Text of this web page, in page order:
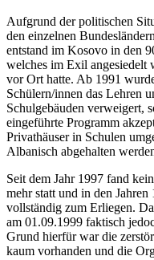
Aufgrund der politischen
den einzelnen
entstand im Kosovo in den
welches im Exil angesiedelt
vor Ort hatte. Ab 1991
Schülern/innen das Lehren
Schulgebäuden verweigert,
eingeführte Programm
Privathäuser in Schulen
Albanisch abgehalten
Seit dem Jahr 1997 fand
mehr statt und in den
vollständig zum Erliegen.
am 01.09.1999 faktisch
Grund hierfür war die
kaum vorhanden und die